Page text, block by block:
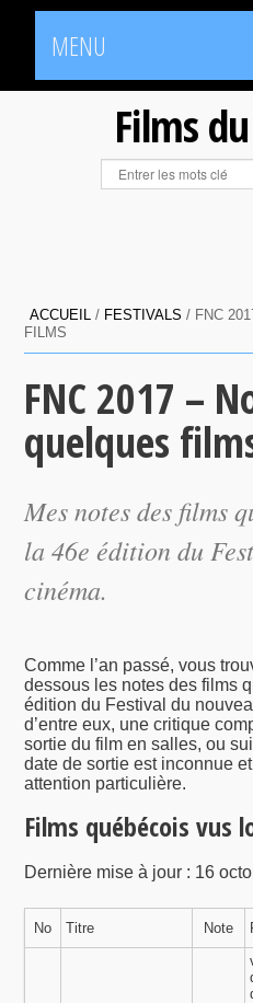
MENU
Films
ACCUEIL / FESTIVALS / FNC
FILMS
FNC 2017 –
quelques
Mes notes des films
la 46e édition du
cinéma.
Comme l’an passé, vous
dessous les notes des films
édition du Festival du
d’entre eux, une critique
sortie du film en salles, ou
date de sortie est inconnue
attention particulière.
Films québécois vus
Dernière mise à jour : 16
No Titre Note